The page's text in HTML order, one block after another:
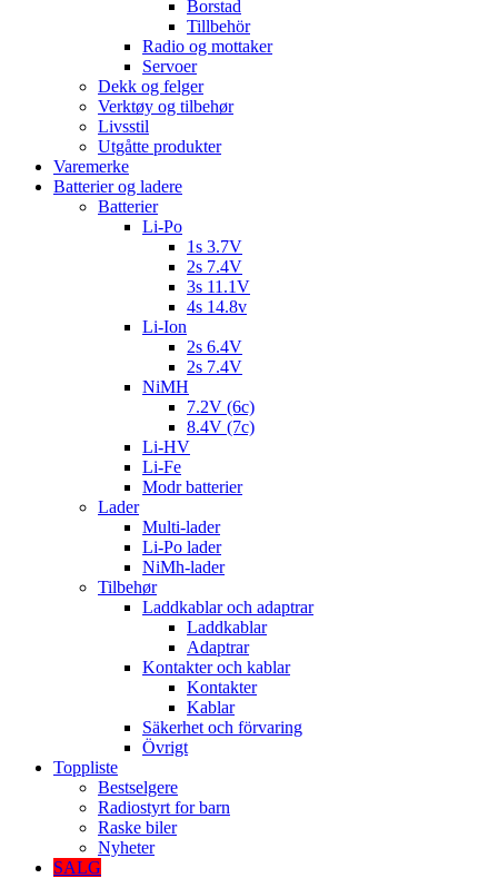
Borstad
Tillbehör
Radio og mottaker
Servoer
Dekk og felger
Verktøy og tilbehør
Livsstil
Utgåtte produkter
Varemerke
Batterier og ladere
Batterier
Li-Po
1s 3.7V
2s 7.4V
3s 11.1V
4s 14.8v
Li-Ion
2s 6.4V
2s 7.4V
NiMH
7.2V (6c)
8.4V (7c)
Li-HV
Li-Fe
Modr batterier
Lader
Multi-lader
Li-Po lader
NiMh-lader
Tilbehør
Laddkablar och adaptrar
Laddkablar
Adaptrar
Kontakter och kablar
Kontakter
Kablar
Säkerhet och förvaring
Övrigt
Toppliste
Bestselgere
Radiostyrt for barn
Raske biler
Nyheter
SALG